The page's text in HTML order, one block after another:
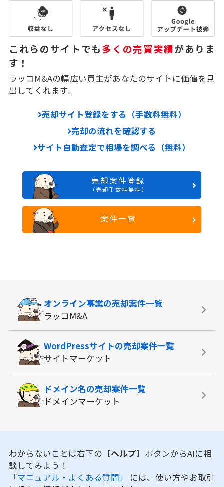
これらのサイトでも多くの売買実績がありま
す！
ラッコM&Aの幅広い買主があなたのサイトに価値を見
出してくれます。
売却サイト登録をする（手数料無料）
売却の流れを確認する
サイト自動査定で相場を調べる（無料）
売却案件登録
（売却手数料無料）
案件一覧
オンライン事業の売却案件一覧
ラッコM&A
WordPressサイトの売却案件一覧
サイトマーケット
ドメイン名の売却案件一覧
ドメインマーケット
わからないことは右下の 【ヘルプ】 ボタンからAIに相
談してみよう！
「マニュアル・よくある質問」 には、使い方やお取引